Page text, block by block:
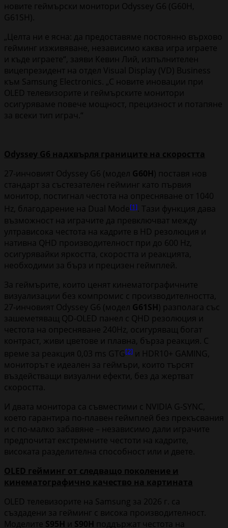
новите геймърски монитори Odyssey G6 (G60H,
G61SH).
„Целта ни е ясна: да предоставяме постоянно върхово
гейминг изживяване, независимо каква игра играете
и къде играете“, заяви Кевин Лий, изпълнителен
вицепрезидент на отдел Visual Display (VD) Business
към Samsung Electronics. „С новите иновации при
OLED телевизорите и геймърските монитори
осигуряваме повече мощност, прецизност и потапяне
за всеки тип играч.“
Odyssey G6 надхвърля границите на скоростта
27-инчовият Odyssey G6 (модел G60H) поставя нов
стандарт за състезателен гейминг като първия
монитор, постигнал честота на опресняване от 1040
Hz, благодарение на Dual Mode[1]. Тази функция дава
възможност на играчите да превключват между
ултрависока честота на кадрите в HD резолюция и
нативна QHD производителност при до 600 Hz,
осигурявайки яркостта, скоростта и реакцията,
необходими за бърз и прецизен геймплей.
За геймърите, които ценят кинематографичните
визуализации без компромис с производителността,
27-инчовият Odyssey G6 (модел G61SH) разполага със
зашеметяващ QD-OLED панел с QHD резолюция и
честота на опресняване 240Hz, осигуряващ богат
контраст, живи цветове и плавна, бърза реакция. С
време за реакция 0,03 ms GTG[2] и HDR10+ GAMING,
мониторът е идеален за геймъри, които търсят
въздействащи визуални ефекти, без да жертват
скоростта.
И двата монитора са съвместими с NVIDIA G-SYNC,
което гарантира по-плавен геймплей без прекъсвания
и с по-малко забавяне – независимо дали играчите
предпочитат екстремните честоти на кадрите,
високата разделителна способност или и двете.
OLED гейминг от следващо поколение и
кинематографично качество на картината
OLED телевизорите на Samsung за 2026 г. са
създадени за гейминг с висока производителност.
Моделите S95H и S90H поддържат честота на